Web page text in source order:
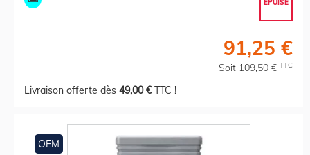
EPUISÉ
91,25 €
Soit 109,50 € TTC
Livraison offerte dès 49,00 €TTC !
OEM